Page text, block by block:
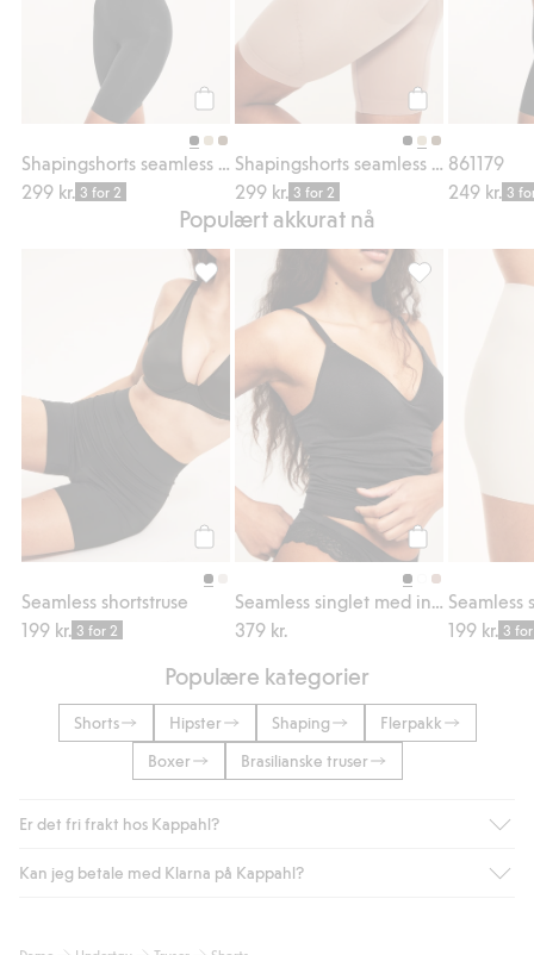
Legg til
299 kr. 3 for 2
Legg til
299 kr. 3 for 2
861179
249 kr. 3
Populært akkurat nå
Legg til
Seamless shortstruse
199 kr. 3 for 2
Seamless shortstruse, Legg til i favoriter
Legg til
379 kr.
Seamless
Seamless
199 kr. 3
Populære kategorier
Shorts Hipster Shaping
Flerpakk
Boxer
Brasilianske truser
Er det fri frakt hos Kappahl?
Som medlem i Kappahl Club har du alltid gratis frakt til butikk,
Kan jeg betale med Klarna på Kappahl?